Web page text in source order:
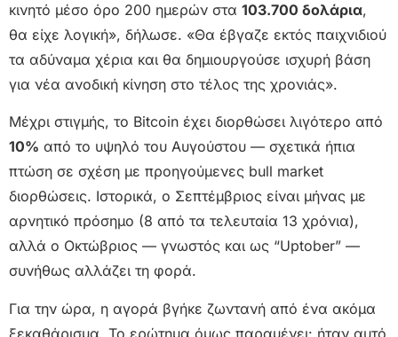
κινητό μέσο όρο 200 ημερών στα 103.700 δολάρια,
θα είχε λογική», δήλωσε. «Θα έβγαζε εκτός παιχνιδιού
τα αδύναμα χέρια και θα δημιουργούσε ισχυρή βάση
για νέα ανοδική κίνηση στο τέλος της χρονιάς».
Μέχρι στιγμής, το Bitcoin έχει διορθώσει λιγότερο από
10% από το υψηλό του Αυγούστου — σχετικά ήπια
πτώση σε σχέση με προηγούμενες bull market
διορθώσεις. Ιστορικά, ο Σεπτέμβριος είναι μήνας με
αρνητικό πρόσημο (8 από τα τελευταία 13 χρόνια),
αλλά ο Οκτώβριος — γνωστός και ως “Uptober” —
συνήθως αλλάζει τη φορά.
Για την ώρα, η αγορά βγήκε ζωντανή από ένα ακόμα
ξεκαθάρισμα. Το ερώτημα όμως παραμένει: ήταν αυτό